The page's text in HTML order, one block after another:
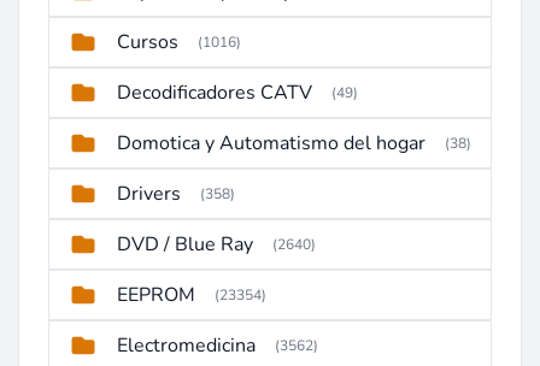
Cursos (1016)
Decodificadores CATV (49)
Domotica y Automatismo del hogar (38)
Drivers (358)
DVD / Blue Ray (2640)
EEPROM (23354)
Electromedicina (3562)